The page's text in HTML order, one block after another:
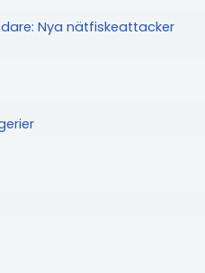
Nya nätfiskeattacker